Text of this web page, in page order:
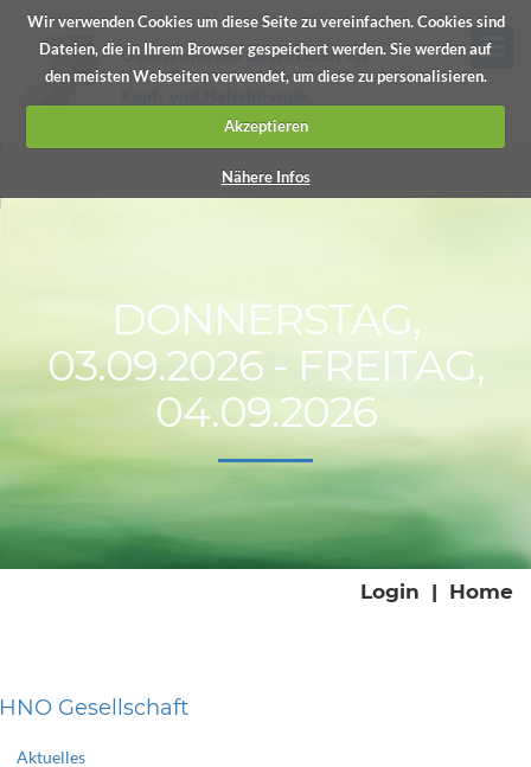
Wir verwenden Cookies um diese Seite zu vereinfachen. Cookies sind
Dateien, die in Ihrem Browser gespeichert werden. Sie werden auf
den meisten Webseiten verwendet, um diese zu personalisieren.
Akzeptieren
Nähere Infos
DONNERSTAG,
03.09.2026 - FREITAG,
04.09.2026
Login | Home
HNO Gesellschaft
Aktuelles